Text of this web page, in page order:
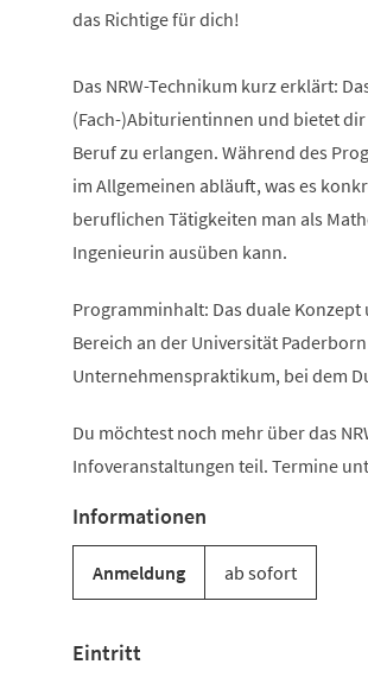
das Richtige für dich!
Das NRW-Technikum kurz erklärt:
(Fach-)Abiturientinnen und bietet
Beruf zu erlangen. Während des
im Allgemeinen abläuft, was es
beruflichen Tätigkeiten man als
Ingenieurin ausüben kann.
Programminhalt: Das duale
Bereich an der Universität
Unternehmenspraktikum, bei dem
Du möchtest noch mehr über das
Infoveranstaltungen teil. Termine
Informationen
Anmeldung ab sofort
Eintritt